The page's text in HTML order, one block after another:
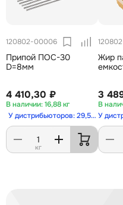
120802-00006
Припой ПОС-30
D=8мм
4 410,30 ₽
16,88 кг
У дистрибьюторов: 29,50 кг
кг
Жир
3
У